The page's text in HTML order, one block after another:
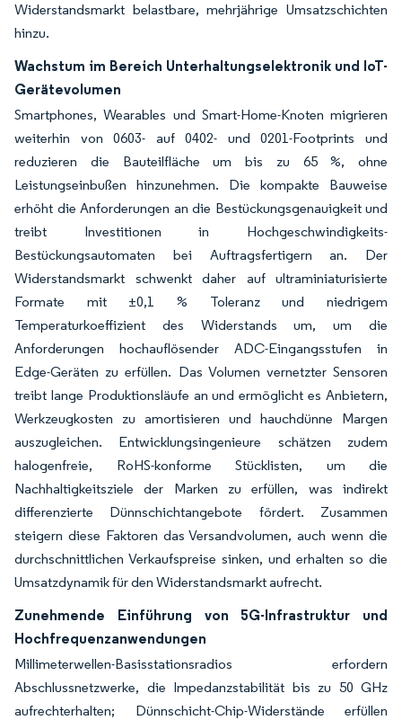
Widerstandsmarkt belastbare, mehrjährige Umsatzschichten
hinzu.
Wachstum im Bereich Unterhaltungselektronik und IoT-
Gerätevolumen
Smartphones, Wearables und Smart-Home-Knoten migrieren
weiterhin von 0603- auf 0402- und 0201-Footprints und
reduzieren die Bauteilfläche um bis zu 65 %, ohne
Leistungseinbußen hinzunehmen. Die kompakte Bauweise
erhöht die Anforderungen an die Bestückungsgenauigkeit und
treibt Investitionen in Hochgeschwindigkeits-
Bestückungsautomaten bei Auftragsfertigern an. Der
Widerstandsmarkt schwenkt daher auf ultraminiaturisierte
Formate mit ±0,1 % Toleranz und niedrigem
Temperaturkoeffizient des Widerstands um, um die
Anforderungen hochauflösender ADC-Eingangsstufen in
Edge-Geräten zu erfüllen. Das Volumen vernetzter Sensoren
treibt lange Produktionsläufe an und ermöglicht es Anbietern,
Werkzeugkosten zu amortisieren und hauchdünne Margen
auszugleichen. Entwicklungsingenieure schätzen zudem
halogenfreie, RoHS-konforme Stücklisten, um die
Nachhaltigkeitsziele der Marken zu erfüllen, was indirekt
differenzierte Dünnschichtangebote fördert. Zusammen
steigern diese Faktoren das Versandvolumen, auch wenn die
durchschnittlichen Verkaufspreise sinken, und erhalten so die
Umsatzdynamik für den Widerstandsmarkt aufrecht.
Zunehmende Einführung von 5G-Infrastruktur und
Hochfrequenzanwendungen
Millimeterwellen-Basisstationsradios erfordern
Abschlussnetzwerke, die Impedanzstabilität bis zu 50 GHz
aufrechterhalten; Dünnschicht-Chip-Widerstände erfüllen